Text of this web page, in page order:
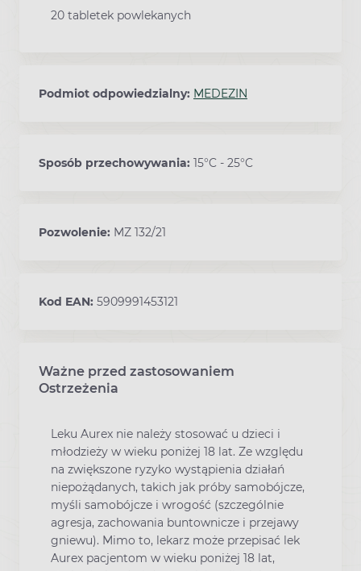
20 tabletek powlekanych
Podmiot odpowiedzialny: MEDEZIN
Sposób przechowywania: 15°C - 25°C
Pozwolenie: MZ 132/21
Kod EAN: 5909991453121
Ważne przed zastosowaniem
Ostrzeżenia
Leku Aurex nie należy stosować u dzieci i
młodzieży w wieku poniżej 18 lat. Ze względu
na zwiększone ryzyko wystąpienia działań
niepożądanych, takich jak próby samobójcze,
myśli samobójcze i wrogość (szczególnie
agresja, zachowania buntownicze i przejawy
gniewu). Mimo to, lekarz może przepisać lek
Aurex pacjentom w wieku poniżej 18 lat,